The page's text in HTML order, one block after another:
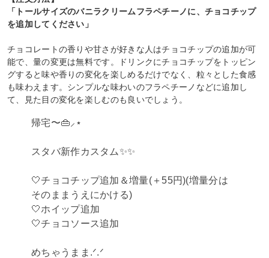
「トールサイズのバニラクリームフラペチーノに、チョコチップ
を追加してください」
チョコレートの香りや甘さが好きな人はチョコチップの追加が可
能で、量の変更は無料です。ドリンクにチョコチップをトッピン
グすると味や香りの変化を楽しめるだけでなく、粒々とした食感
も味わえます。シンプルな味わいのフラペチーノなどに追加し
て、見た目の変化を楽しむのも良いでしょう。
帰宅〜👜︎⸝‍⋆
スタバ新作カスタム✨✨
🤍チョコチップ追加＆増量(＋55円)(増量分は
そのままうえにかける)
🤍ホイップ追加
🤍チョコソース追加
めちゃうまま.ᐟ.ᐟ